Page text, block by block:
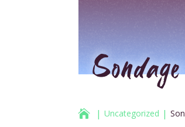
 Uncategorized